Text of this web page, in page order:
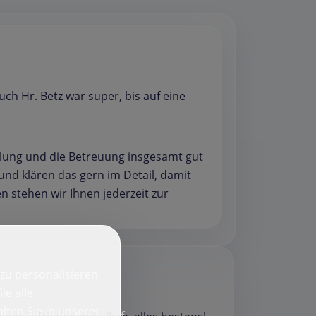
Hr. Betz war super, bis auf eine
und die Betreuung insgesamt gut
klären das gern im Detail, damit
stehen wir Ihnen jederzeit zur
personalisieren
alle
Sie in unserer